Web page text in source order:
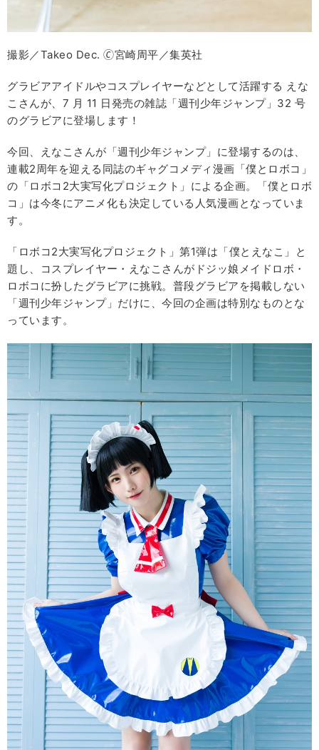
撮影／Takeo Dec. 🄫宮崎周平／集英社
グラビアアイドルやコスプレイヤーなどとして活躍する えな
こさんが、7 月 11 日発売の雑誌「週刊少年ジャンプ」32 号
のグラビアに登場します！
今回、えなこさんが「週刊少年ジャンプ」に登場するのは、
連載2周年を迎える同誌のギャグコメディ漫画「僕とロボコ」
の「ロボコ2大実写化プロジェクト」による企画。「僕とロボ
コ」は今冬にアニメ化も決定している人気漫画となっていま
す。
「ロボコ2大実写化プロジェクト」第1弾は「僕とえなこ」と
題し、コスプレイヤー・えなこさんがドジッ娘メイドロボ・
ロボコに扮したグラビアに挑戦。普段グラビアを掲載しない
「週刊少年ジャンプ」だけに、今回の企画は特別なものとな
っています。